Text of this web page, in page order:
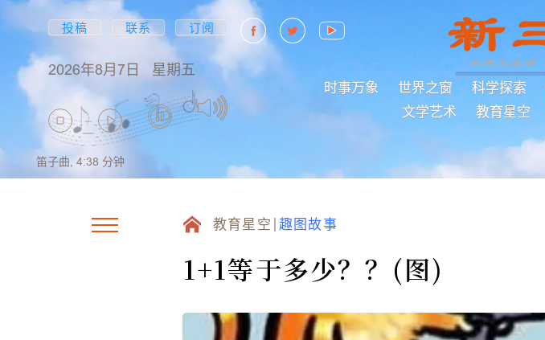
投稿 联系 订阅
2026年8月7日 星期五
时事万象 世界之窗 科学探索
文学艺术
教育星空
笛子曲, 4:38 分钟
教育星空 趣图故事
1+1等于多少？？(图)